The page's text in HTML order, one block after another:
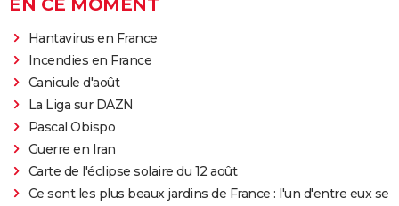
Hantavirus en France
Incendies en France
Canicule d'août
La Liga sur DAZN
Pascal Obispo
Guerre en Iran
Carte de l'éclipse solaire du 12 août
Ce sont les plus beaux jardins de France : l'un d'entre eux se